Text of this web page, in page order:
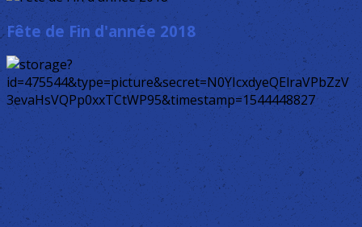
Fête de Fin d'année 2018